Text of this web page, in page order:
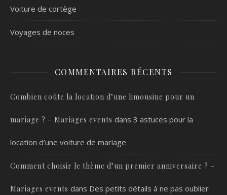
Voiture de cortège
Voyages de noces
COMMENTAIRES RÉCENTS
Combien coûte la location d’une limousine pour un
mariage ? – Mariages events dans 3 astuces pour la
location d’une voiture de mariage
Comment choisir le thème d’un premier anniversaire ? –
Mariages events dans Des petits détails à ne pas oublier